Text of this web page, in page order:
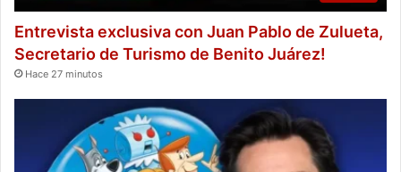
Entrevista exclusiva con Juan Pablo de Zulueta,
Secretario de Turismo de Benito Juárez!
Hace 27 minutos